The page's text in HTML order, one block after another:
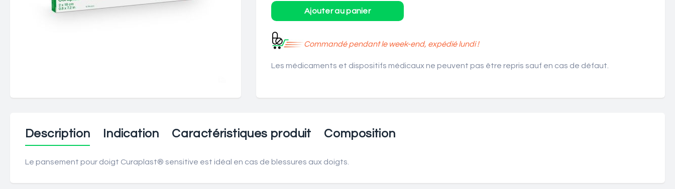
Commandé pendant le week-end, expédié lundi !
Les médicaments et dispositifs médicaux ne peuvent pas être repris sauf en cas de défaut.
Description Indication Caractéristiques produit Composition
Le pansement pour doigt Curaplast® sensitive est idéal en cas de blessures aux doigts.